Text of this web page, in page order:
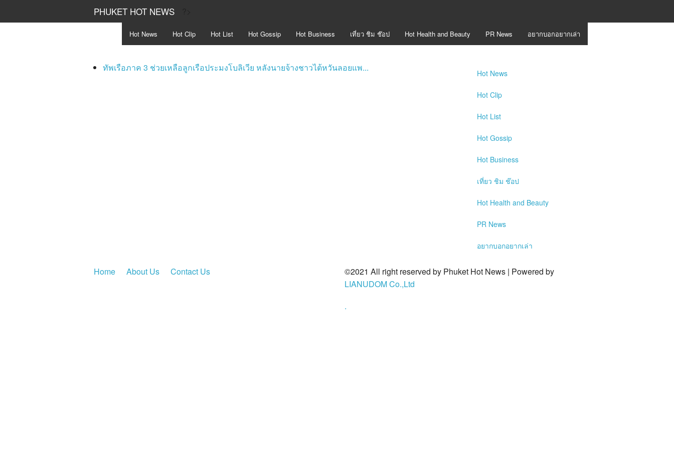
PHUKET HOT NEWS
Hot News Hot Clip Hot List Hot Gossip Hot Business เที่ยว ชิม ช๊อป Hot Health and Beauty PR News อยากบอกอยากเล่า
ทัพเรือภาค 3 ช่วยเหลือลูกเรือประมงโบลิเวีย หลังนายจ้างชาวไต้หวันลอยแพ... Hot News
Hot Clip
Hot List
Hot Gossip
Hot Business
เที่ยว ชิม ช๊อป
Hot Health and Beauty
PR News
อยากบอกอยากเล่า
Home About Us Contact Us
©2021 All right reserved by Phuket Hot News | Powered by
LIANUDOM Co.,Ltd
.